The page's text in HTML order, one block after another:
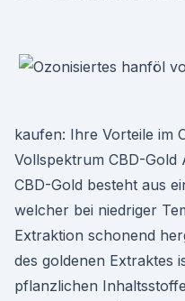
kaufen: Ihre Vorteile im
Vollspektrum CBD-Gold
CBD-Gold besteht aus
welcher bei niedriger
Extraktion schonend
des goldenen Extraktes
pflanzlichen